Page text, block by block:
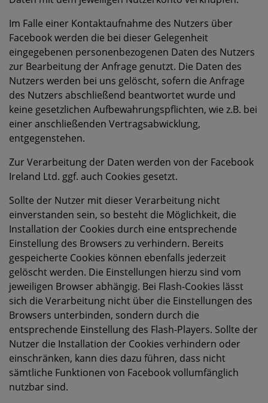
Im Falle einer Kontaktaufnahme des Nutzers über
Facebook werden die bei dieser Gelegenheit
eingegebenen personenbezogenen Daten des Nutzers
zur Bearbeitung der Anfrage genutzt. Die Daten des
Nutzers werden bei uns gelöscht, sofern die Anfrage
des Nutzers abschließend beantwortet wurde und
keine gesetzlichen Aufbewahrungspflichten, wie z.B. bei
einer anschließenden Vertragsabwicklung,
entgegenstehen.
Zur Verarbeitung der Daten werden von der Facebook
Ireland Ltd. ggf. auch Cookies gesetzt.
Sollte der Nutzer mit dieser Verarbeitung nicht
einverstanden sein, so besteht die Möglichkeit, die
Installation der Cookies durch eine entsprechende
Einstellung des Browsers zu verhindern. Bereits
gespeicherte Cookies können ebenfalls jederzeit
gelöscht werden. Die Einstellungen hierzu sind vom
jeweiligen Browser abhängig. Bei Flash-Cookies lässt
sich die Verarbeitung nicht über die Einstellungen des
Browsers unterbinden, sondern durch die
entsprechende Einstellung des Flash-Players. Sollte der
Nutzer die Installation der Cookies verhindern oder
einschränken, kann dies dazu führen, dass nicht
sämtliche Funktionen von Facebook vollumfänglich
nutzbar sind.